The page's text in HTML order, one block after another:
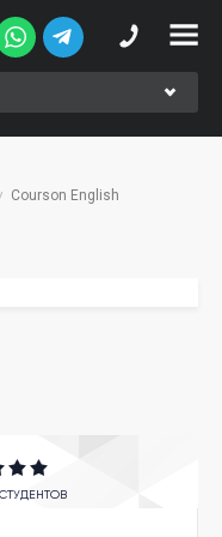
Courson English